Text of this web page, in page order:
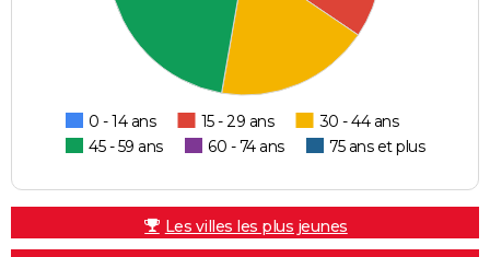
0 - 14 ans 15 - 29 ans
30 - 44 ans
45 - 59 ans
60 - 74 ans 75 ans et plus
Les villes les plus jeunes